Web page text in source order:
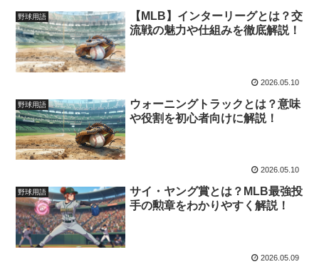
野球用語
【MLB】インターリーグとは？交
流戦の魅力や仕組みを徹底解説！
2026.05.10
野球用語
ウォーニングトラックとは？意味
や役割を初心者向けに解説！
2026.05.10
野球用語
サイ・ヤング賞とは？MLB最強投
手の勲章をわかりやすく解説！
2026.05.09